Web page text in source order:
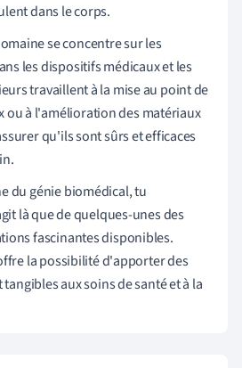
dans le corps.
se concentre sur les
les dispositifs médicaux et les
travaillent à la mise au point de
ou à l'amélioration des matériaux
qu'ils sont sûrs et efficaces
du génie biomédical, tu
là que de quelques-unes des
fascinantes disponibles.
la possibilité d'apporter des
aux soins de santé et à la